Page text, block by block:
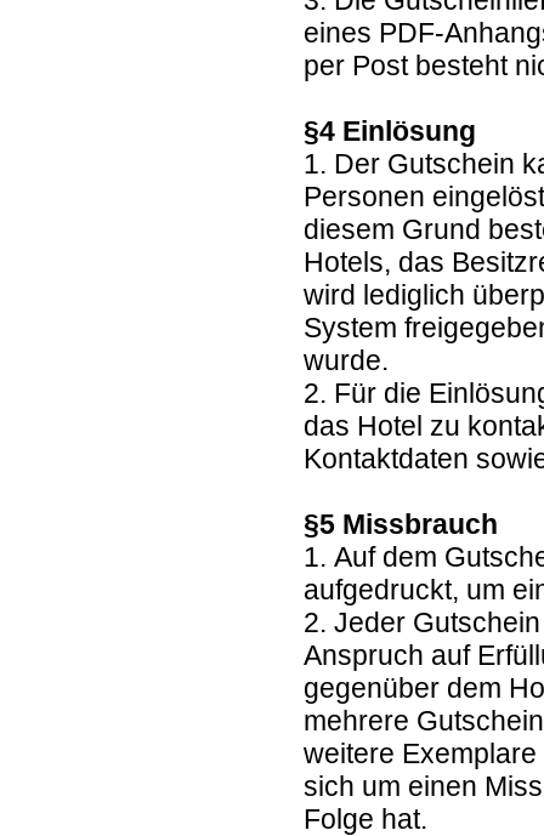
eines PDF-
per Post besteht
§4 Einlösung
1. Der Gutschein
Personen
diesem Grund
Hotels, das
wird lediglich
System
wurde.
2. Für die
das Hotel zu
Kontaktdaten
§5 Missbrauch
1. Auf dem
aufgedruckt, um
2. Jeder
Anspruch auf
gegenüber dem
mehrere
weitere
sich um einen
Folge hat.